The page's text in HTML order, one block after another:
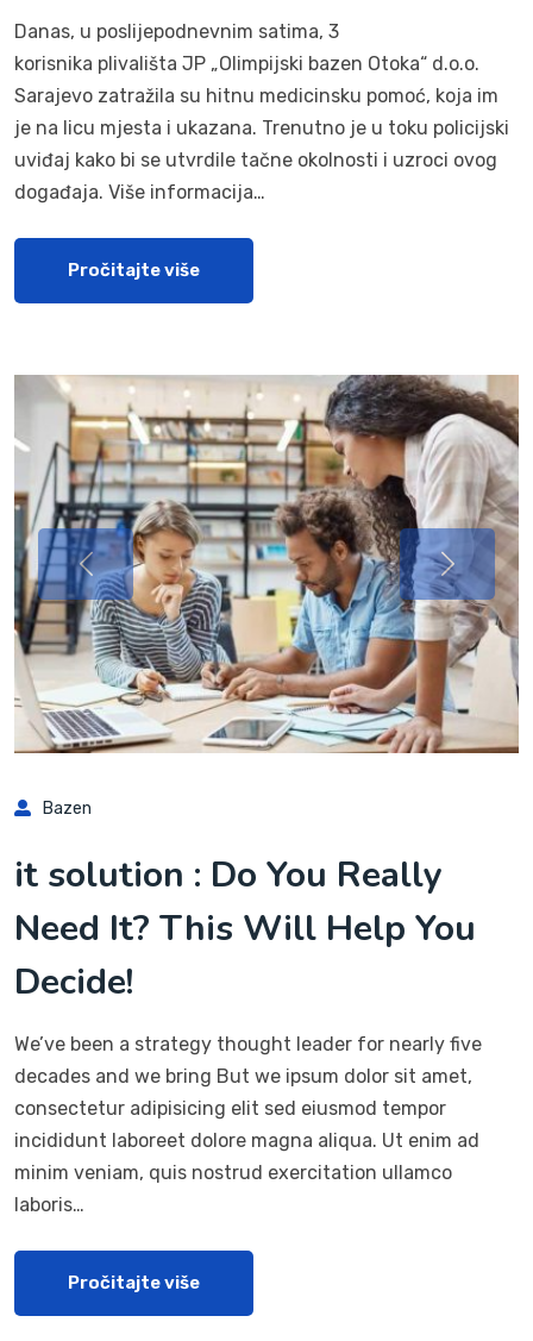
Danas, u poslijepodnevnim satima, 3
korisnika plivališta JP „Olimpijski bazen Otoka“ d.o.o.
Sarajevo zatražila su hitnu medicinsku pomoć, koja im
je na licu mjesta i ukazana. Trenutno je u toku policijski
uviđaj kako bi se utvrdile tačne okolnosti i uzroci ovog
događaja. Više informacija…
Pročitajte više
Bazen
it solution : Do You Really
Need It? This Will Help You
Decide!
We’ve been a strategy thought leader for nearly five
decades and we bring But we ipsum dolor sit amet,
consectetur adipisicing elit sed eiusmod tempor
incididunt laboreet dolore magna aliqua. Ut enim ad
minim veniam, quis nostrud exercitation ullamco
laboris…
Pročitajte više